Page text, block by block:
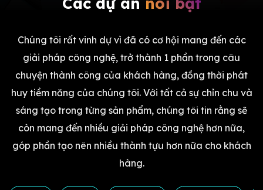
Chúng tôi rất vinh dự vì đã có cơ hội mang đến các
giải pháp công nghệ, trở thành 1 phần trong câu
chuyện thành công của khách hàng, đồng thời phát
huy tiềm năng của chúng tôi. Với tất cả sự chỉn chu và
sáng tạo trong từng sản phẩm, chúng tôi tin rằng sẽ
còn mang đến nhiều giải pháp công nghệ hơn nữa,
góp phần tạo nên nhiều thành tựu hơn nữa cho khách
hàng.​